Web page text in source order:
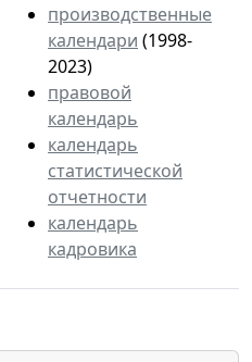
производственные
календари (1998-
2023)
правовой
календарь
календарь
статистической
отчетности
календарь
кадровика